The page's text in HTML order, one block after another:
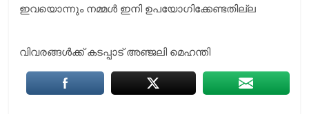
ഇവയൊന്നും നമ്മള്‍ ഇനി ഉപയോഗിക്കേണ്ടതില്ല
വിവരങ്ങള്‍ക്ക് കടപ്പാട് അഞ്ജലി മെഹന്തി